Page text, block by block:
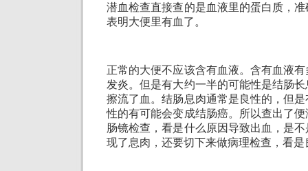
潜血检查直接查的是血液里的蛋白质，
表明大便里有血了。
正常的大便不应该含有血液。含有血液
发炎。但是有大约一半的可能性是结肠
擦流了血。结肠息肉通常是良性的，但
性的有可能会变成结肠癌。所以查出了
肠镜检查，看是什么原因导致出血，是
现了息肉，还要切下来做病理检查，看